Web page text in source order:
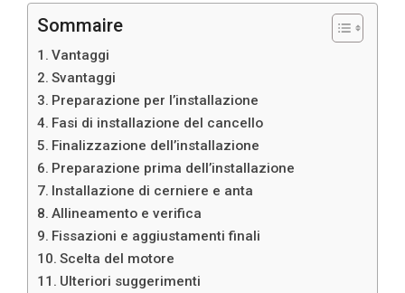
Sommaire
Vantaggi
Svantaggi
Preparazione per l’installazione
Fasi di installazione del cancello
Finalizzazione dell’installazione
Preparazione prima dell’installazione
Installazione di cerniere e anta
Allineamento e verifica
Fissazioni e aggiustamenti finali
Scelta del motore
Ulteriori suggerimenti